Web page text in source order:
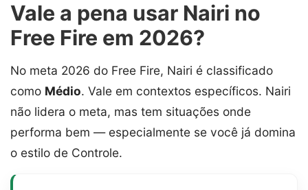
Vale a pena usar Nairi no
Free Fire em 2026?
No meta 2026 do Free Fire, Nairi é classificado
como Médio. Vale em contextos específicos. Nairi
não lidera o meta, mas tem situações onde
performa bem — especialmente se você já domina
o estilo de Controle.